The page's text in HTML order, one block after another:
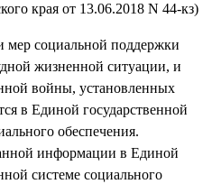
края от 13.06.2018 N 44-кз)
мер социальной поддержки
жизненной ситуации, и
войны, установленных
в Единой государственной
обеспечения.
информации в Единой
системе социального